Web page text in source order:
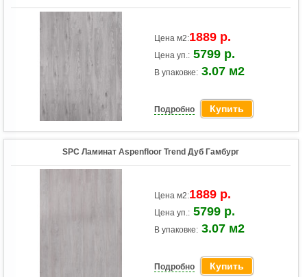
Цена м2:1889 р.
Цена уп.: 5799 р.
В упаковке: 3.07 м2
Подробно Купить
SPC Ламинат Aspenfloor Trend Дуб Гамбург
Цена м2:1889 р.
Цена уп.: 5799 р.
В упаковке: 3.07 м2
Подробно Купить